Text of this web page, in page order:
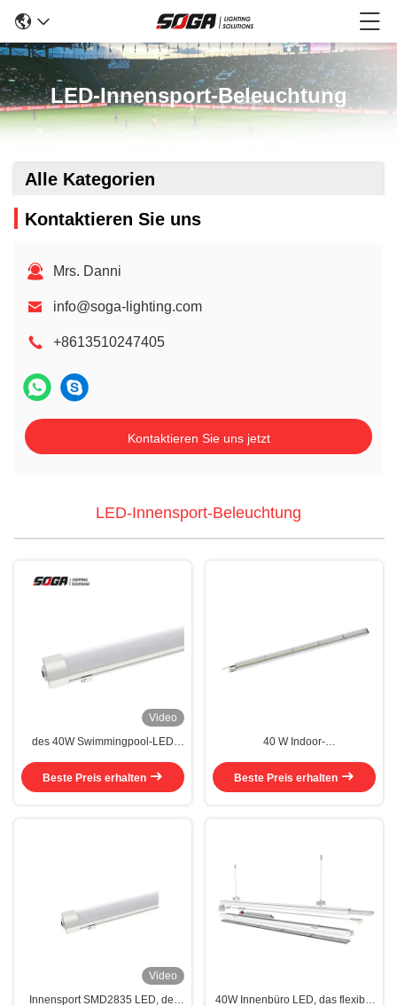
LED-Innensport-Beleuchtung
Alle Kategorien
Kontaktieren Sie uns
Mrs. Danni
info@soga-lighting.com
+8613510247405
Kontaktieren Sie uns jetzt
LED-Innensport-Beleuchtung
Video
des 40W Swimmingpool-LED
Beleuchtungs-135cm
Beste Preis erhalten
40 W Indoor-
High Lumen Wartungsarm
Beste Preis erhalten
Video
Innensport SMD2835 LED, der
40W Innenbüro LED, das flexible